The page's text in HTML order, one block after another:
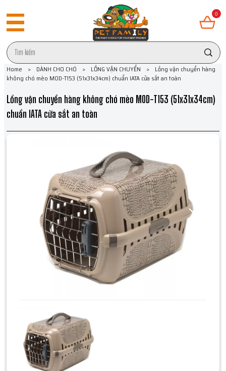
0
Home > DÀNH CHO CHÓ > LỒNG VẬN CHUYỂN >
Lồng vận chuyển hàng
không chó mèo MOD-T153 (51x31x34cm) chuẩn IATA cửa sắt an toàn
Lồng vận chuyển hàng không chó mèo MOD-T153 (51x31x34cm)
chuẩn IATA cửa sắt an toàn